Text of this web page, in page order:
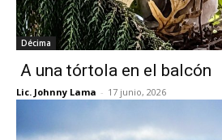
Décima
A una tórtola en el balcón
Lic. Johnny Lama - 17 junio, 2026